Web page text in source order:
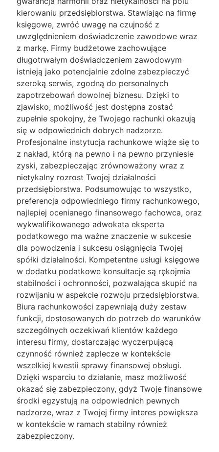
kierowaniu przedsiębiorstwa. Stawiając na firmę
księgowe, zwróć uwagę na czujność z
uwzględnieniem doświadczenie zawodowe wraz
z markę. Firmy budżetowe zachowujące
długotrwałym doświadczeniem zawodowym
istnieją jako potencjalnie zdolne zabezpieczyć
szeroką serwis, zgodną do personalnych
zapotrzebowań dowolnej biznesu. Dzięki to
zjawisko, możliwość jest dostępna zostać
zupełnie spokojny, że Twojego rachunki okazują
się w odpowiednich dobrych nadzorze.
Profesjonalne instytucja rachunkowe wiąże się to
z nakład, którą na pewno i na pewno przyniesie
zyski, zabezpieczając zrównoważony wraz z
nietykalny rozrost Twojej działalności
przedsiębiorstwa. Podsumowując to wszystko,
preferencja odpowiedniego firmy rachunkowego,
najlepiej ocenianego finansowego fachowca, oraz
wykwalifikowanego adwokata eksperta
podatkowego ma ważne znaczenie w sukcesie
dla powodzenia i sukcesu osiągnięcia Twojej
spółki działalności. Kompetentne usługi księgowe
w dodatku podatkowe konsultacje są rękojmia
stabilności i ochronności, pozwalająca skupić na
rozwijaniu w aspekcie rozwoju przedsiębiorstwa.
Biura rachunkowości zapewniają duży zestaw
funkcji, dostosowanych do potrzeb do warunków
szczególnych oczekiwań klientów każdego
interesu firmy, dostarczając wyczerpującą
czynność również zaplecze w kontekście
wszelkiej kwestii sprawy finansowej obsługi.
Dzięki wsparciu to działanie, masz możliwość
okazać się zabezpieczony, gdyż Twoje finansowe
środki egzystują na odpowiednich pewnych
nadzorze, wraz z Twojej firmy interes powiększa
w kontekście w ramach stabilny również
zabezpieczony.